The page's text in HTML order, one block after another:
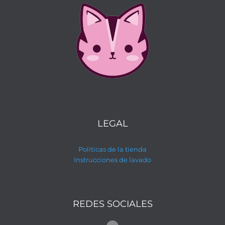
LEGAL
Políticas de la tienda
Instrucciones de lavado
REDES SOCIALES